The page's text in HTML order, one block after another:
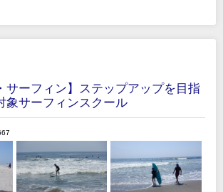
サーフィン】ステップアップを目指
象サーフィンスクール